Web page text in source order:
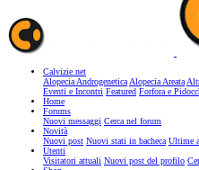
Calvizie.net
Alopecia AndrogeneticaAlopecia Areata
Eventi e Incontri Featured Forfora e
Home
Forums
Nuovi messaggi Cerca nel forum
Novità
Nuovi post Nuovi stati in bacheca Ultime
Utenti
Visitatori attuali Nuovi post del profilo